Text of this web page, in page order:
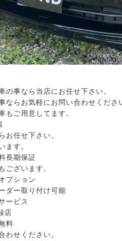
の事なら当店にお任せ下さい。
ならお気軽にお問い合わせくださ
もご用意してます。
お任せ下さい。
ます。
長期保証
ございます。
プション
ダー取り付け可能
ービス
店
料
わせください。